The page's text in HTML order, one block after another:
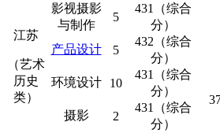
江苏
（艺术
历史
类）
影视摄影
与制作
5
431（综合
分）
产品设计 5
432（综合
分）
环境设计 10
431（综合
分）
摄影 2
431（综合
分）